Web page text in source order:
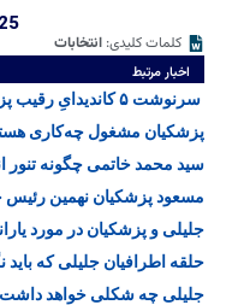
کلمات کلیدی: انتخابات
اخبار مرتبط
پزشکیان مشغول چه‌کاری
سید محمد خاتمی چگونه تنور
مسعود پزشکیان نهمین رئیس
جلیلی و پزشکیان در مورد
حلقه اطرافیان جلیلی که باید
جلیلی چه شکلی خواهد